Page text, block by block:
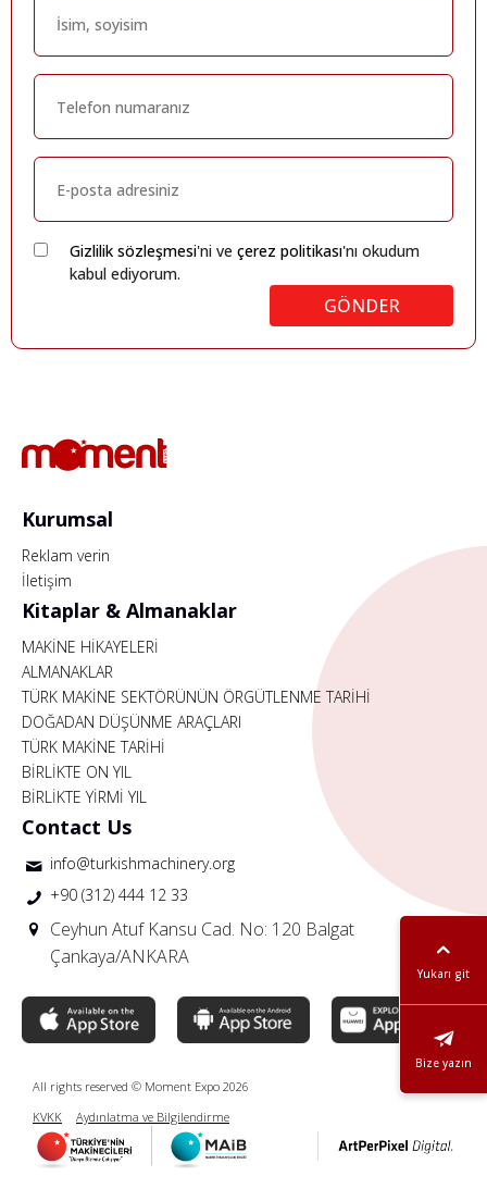
Gizlilik sözleşmesi'ni ve çerez politikası'nı okudum
kabul ediyorum.
GÖNDER
Yukarı git
Bize yazın
Kurumsal
Reklam verin
İletişim
Kitaplar & Almanaklar
MAKİNE HİKAYELERİ
ALMANAKLAR
TÜRK MAKİNE SEKTÖRÜNÜN ÖRGÜTLENME TARİHİ
DOĞADAN DÜŞÜNME ARAÇLARI
TÜRK MAKİNE TARİHİ
BİRLİKTE ON YIL
BİRLİKTE YİRMİ YIL
Contact Us
info@turkishmachinery.org
+90 (312) 444 12 33
Ceyhun Atuf Kansu Cad. No: 120 Balgat
Çankaya/ANKARA
All rights reserved © Moment Expo 2026
KVKK
Aydınlatma ve Bilgilendirme